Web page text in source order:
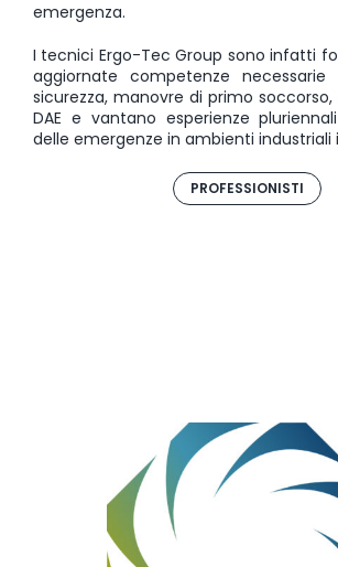
emergenza.
I tecnici Ergo-Tec Group sono infatti
aggiornate competenze
sicurezza, manovre di primo soccorso,
DAE e vantano esperienze
delle emergenze in ambienti industriali
PROFESSIONISTI